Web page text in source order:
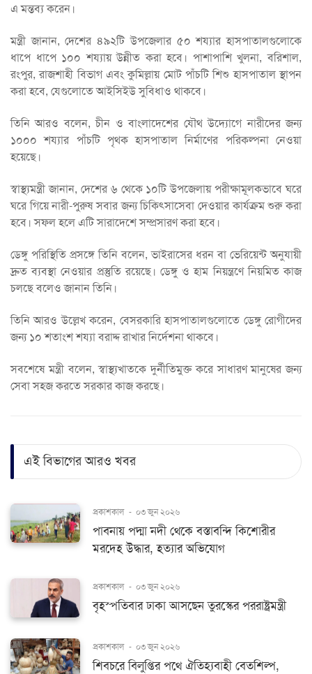
এ মন্তব্য করেন।
মন্ত্রী জানান, দেশের ৪৯২টি উপজেলার ৫০ শয্যার হাসপাতালগুলোকে
ধাপে ধাপে ১০০ শয্যায় উন্নীত করা হবে। পাশাপাশি খুলনা, বরিশাল,
রংপুর, রাজশাহী বিভাগ এবং কুমিল্লায় মোট পাঁচটি শিশু হাসপাতাল স্থাপন
করা হবে, যেগুলোতে আইসিইউ সুবিধাও থাকবে।
তিনি আরও বলেন, চীন ও বাংলাদেশের যৌথ উদ্যোগে নারীদের জন্য
১০০০ শয্যার পাঁচটি পৃথক হাসপাতাল নির্মাণের পরিকল্পনা নেওয়া
হয়েছে।
স্বাস্থ্যমন্ত্রী জানান, দেশের ৬ থেকে ১০টি উপজেলায় পরীক্ষামূলকভাবে ঘরে
ঘরে গিয়ে নারী-পুরুষ সবার জন্য চিকিৎসাসেবা দেওয়ার কার্যক্রম শুরু করা
হবে। সফল হলে এটি সারাদেশে সম্প্রসারণ করা হবে।
ডেঙ্গু পরিস্থিতি প্রসঙ্গে তিনি বলেন, ভাইরাসের ধরন বা ভেরিয়েন্ট অনুযায়ী
দ্রুত ব্যবস্থা নেওয়ার প্রস্তুতি রয়েছে। ডেঙ্গু ও হাম নিয়ন্ত্রণে নিয়মিত কাজ
চলছে বলেও জানান তিনি।
তিনি আরও উল্লেখ করেন, বেসরকারি হাসপাতালগুলোতে ডেঙ্গু রোগীদের
জন্য ১০ শতাংশ শয্যা বরাদ্দ রাখার নির্দেশনা থাকবে।
সবশেষে মন্ত্রী বলেন, স্বাস্থ্যখাতকে দুর্নীতিমুক্ত করে সাধারণ মানুষের জন্য
সেবা সহজ করতে সরকার কাজ করছে।
এই বিভাগের আরও খবর
প্রকাশকাল - ০৩ জুন ২০২৬
পাবনায় পদ্মা নদী থেকে বস্তাবন্দি কিশোরীর
মরদেহ উদ্ধার, হত্যার অভিযোগ
প্রকাশকাল - ০৩ জুন ২০২৬
বৃহস্পতিবার ঢাকা আসছেন তুরস্কের পররাষ্ট্রমন্ত্রী
প্রকাশকাল - ০৩ জুন ২০২৬
শিবচরে বিলুপ্তির পথে ঐতিহ্যবাহী বেতশিল্প,